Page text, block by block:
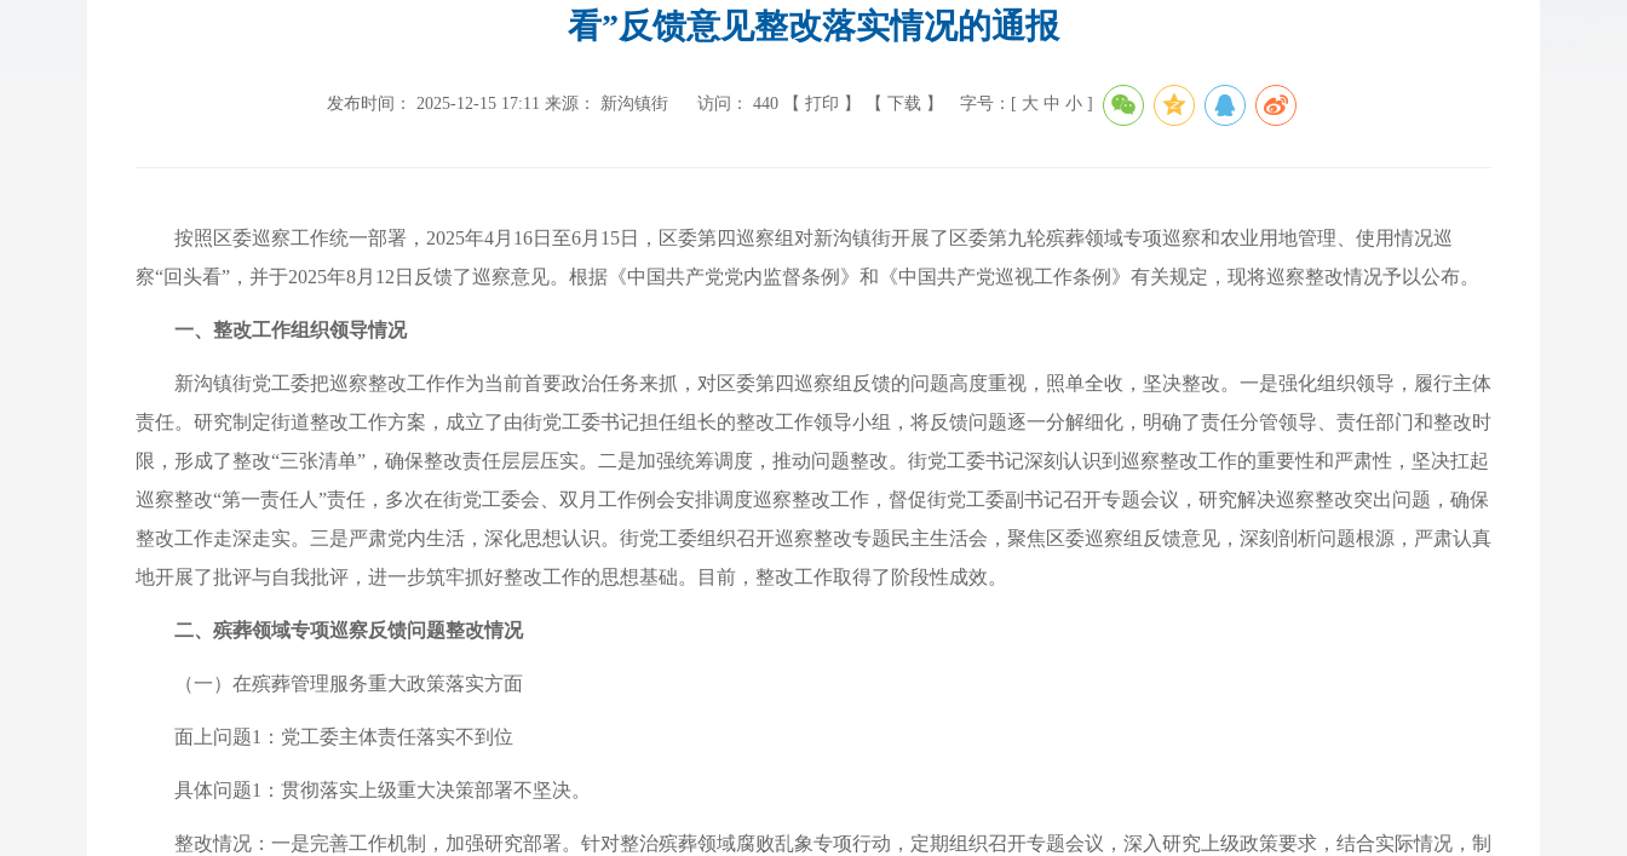
看”反馈意见整改落实情况的通报
发布时间： 2025-12-15 17:11 来源： 新沟镇街 访问： 440 【 打印 】 【 下载 】 字号：[ 大 中 小]
按照区委巡察工作统一部署，2025年4月16日至6月15日，区委第四巡察组对新沟镇街开展了区委第九轮殡葬领域专项巡察和农业用地管理、使用情况巡
察“回头看”，并于2025年8月12日反馈了巡察意见。根据《中国共产党党内监督条例》和《中国共产党巡视工作条例》有关规定，现将巡察整改情况予以公布。
一、整改工作组织领导情况
新沟镇街党工委把巡察整改工作作为当前首要政治任务来抓，对区委第四巡察组反馈的问题高度重视，照单全收，坚决整改。一是强化组织领导，履行主体
责任。研究制定街道整改工作方案，成立了由街党工委书记担任组长的整改工作领导小组，将反馈问题逐一分解细化，明确了责任分管领导、责任部门和整改时
限，形成了整改“三张清单”，确保整改责任层层压实。二是加强统筹调度，推动问题整改。街党工委书记深刻认识到巡察整改工作的重要性和严肃性，坚决扛起
巡察整改“第一责任人”责任，多次在街党工委会、双月工作例会安排调度巡察整改工作，督促街党工委副书记召开专题会议，研究解决巡察整改突出问题，确保
整改工作走深走实。三是严肃党内生活，深化思想认识。街党工委组织召开巡察整改专题民主生活会，聚焦区委巡察组反馈意见，深刻剖析问题根源，严肃认真
地开展了批评与自我批评，进一步筑牢抓好整改工作的思想基础。目前，整改工作取得了阶段性成效。
二、殡葬领域专项巡察反馈问题整改情况
（一）在殡葬管理服务重大政策落实方面
面上问题1：党工委主体责任落实不到位
具体问题1：贯彻落实上级重大决策部署不坚决。
整改情况：一是完善工作机制，加强研究部署。针对整治殡葬领域腐败乱象专项行动，定期组织召开专题会议，深入研究上级政策要求，结合实际情况，制